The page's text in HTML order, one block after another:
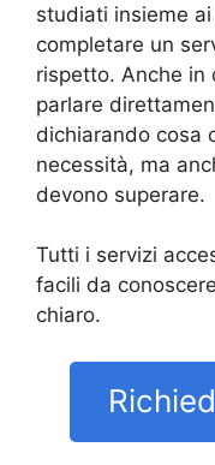
studiati insieme
completare un
rispetto. Anche in
parlare
dichiarando cosa
necessità, ma
devono superare.
Tutti i servizi
facili da
chiaro.